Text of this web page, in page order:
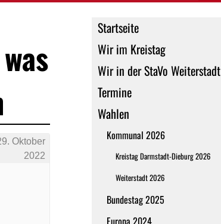
Startseite
Wir im Kreistag
Wir in der StaVo Weiterstadt
Termine
Wahlen
Kommunal 2026
Kreistag Darmstadt-Dieburg 2026
Weiterstadt 2026
Bundestag 2025
Europa 2024
Oktober
2022